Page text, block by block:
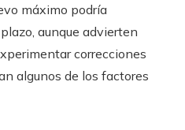
máximo podría
aunque advierten
correcciones
algunos de los factores